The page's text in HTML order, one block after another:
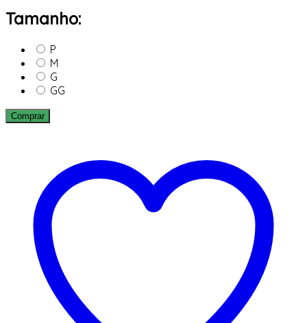
Tamanho:
P
M
G
GG
Comprar